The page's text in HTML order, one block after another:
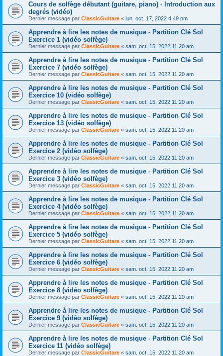
Cours de solfège débutant (guitare, piano) - Introduction aux
degrés (vidéo)
Dernier message par ClassicGuitare « lun. oct. 17, 2022 4:49 pm
Apprendre à lire les notes de musique - Partition Clé Sol
Exercice 1 (vidéo solfège)
Dernier message par ClassicGuitare « sam. oct. 15, 2022 11:20 am
Apprendre à lire les notes de musique - Partition Clé Sol
Exercice 7 (vidéo solfège)
Dernier message par ClassicGuitare « sam. oct. 15, 2022 11:20 am
Apprendre à lire les notes de musique - Partition Clé Sol
Exercice 10 (vidéo solfège)
Dernier message par ClassicGuitare « sam. oct. 15, 2022 11:20 am
Apprendre à lire les notes de musique - Partition Clé Sol
Exercice 13 (vidéo solfège)
Dernier message par ClassicGuitare « sam. oct. 15, 2022 11:20 am
Apprendre à lire les notes de musique - Partition Clé Sol
Exercice 2 (vidéo solfège)
Dernier message par ClassicGuitare « sam. oct. 15, 2022 11:20 am
Apprendre à lire les notes de musique - Partition Clé Sol
Exercice 3 (vidéo solfège)
Dernier message par ClassicGuitare « sam. oct. 15, 2022 11:20 am
Apprendre à lire les notes de musique - Partition Clé Sol
Exercice 4 (vidéo solfège)
Dernier message par ClassicGuitare « sam. oct. 15, 2022 11:20 am
Apprendre à lire les notes de musique - Partition Clé Sol
Exercice 5 (vidéo solfège)
Dernier message par ClassicGuitare « sam. oct. 15, 2022 11:20 am
Apprendre à lire les notes de musique - Partition Clé Sol
Exercice 6 (vidéo solfège)
Dernier message par ClassicGuitare « sam. oct. 15, 2022 11:20 am
Apprendre à lire les notes de musique - Partition Clé Sol
Exercice 8 (vidéo solfège)
Dernier message par ClassicGuitare « sam. oct. 15, 2022 11:20 am
Apprendre à lire les notes de musique - Partition Clé Sol
Exercice 9 (vidéo solfège)
Dernier message par ClassicGuitare « sam. oct. 15, 2022 11:20 am
Apprendre à lire les notes de musique - Partition Clé Sol
Exercice 11 (vidéo solfège)
Dernier message par ClassicGuitare « sam. oct. 15, 2022 11:20 am